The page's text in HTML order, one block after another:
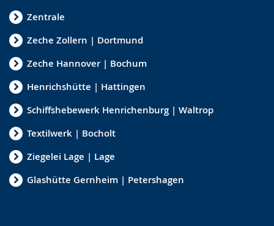
Zentrale
Zeche Zollern | Dortmund
Zeche Hannover | Bochum
Henrichshütte | Hattingen
Schiffshebewerk Henrichenburg | Waltrop
Textilwerk | Bocholt
Ziegelei Lage | Lage
Glashütte Gernheim | Petershagen